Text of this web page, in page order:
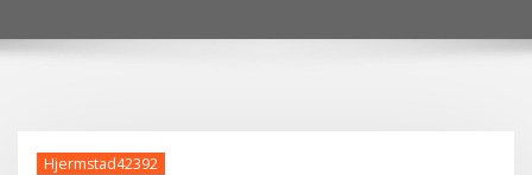
Hjermstad42392